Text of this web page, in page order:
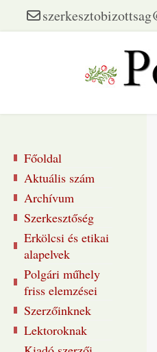
Főoldal
Aktuális szám
Archívum
Szerkesztőség
Erkölcsi és etikai
alapelvek
Polgári műhely
friss elemzései
Szerzőinknek
Lektoroknak